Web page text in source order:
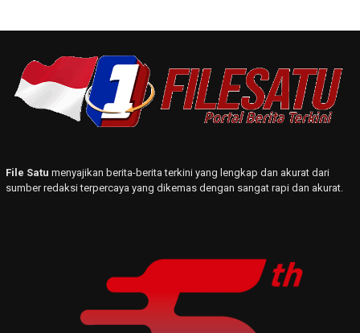
File Satu menyajikan berita-berita terkini yang lengkap dan akurat dari
sumber redaksi terpercaya yang dikemas dengan sangat rapi dan akurat.